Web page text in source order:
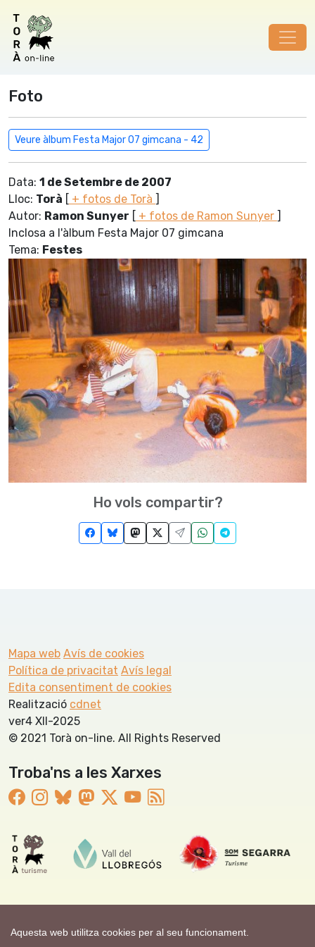
Aquesta web utilitza cookies per al seu funcionament.
Foto
Veure àlbum Festa Major 07 gimcana - 42
Data: 1 de Setembre de 2007
Lloc: Torà [ + fotos de Torà ]
Autor: Ramon Sunyer [ + fotos de Ramon Sunyer ]
Inclosa a l'àlbum Festa Major 07 gimcana
Tema: Festes
Ho vols compartir?
Mapa web Avís de cookies
Política de privacitat Avís legal
Edita consentiment de cookies
Realització cdnet
ver4 XII-2025
© 2021 Torà on-line. All Rights Reserved
Troba'ns a les Xarxes